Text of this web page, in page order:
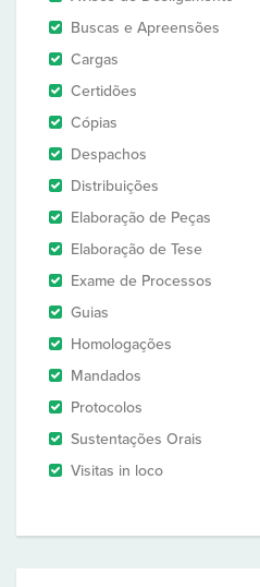
Buscas e Apreensões
Cargas
Certidões
Cópias
Despachos
Distribuições
Elaboração de Peças
Elaboração de Tese
Exame de Processos
Guias
Homologações
Mandados
Protocolos
Sustentações Orais
Visitas in loco